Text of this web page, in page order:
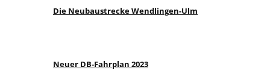
Die Neubaustrecke Wendlingen-Ulm
Neuer DB-Fahrplan 2023